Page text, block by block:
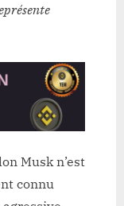
Musk n’est
connu